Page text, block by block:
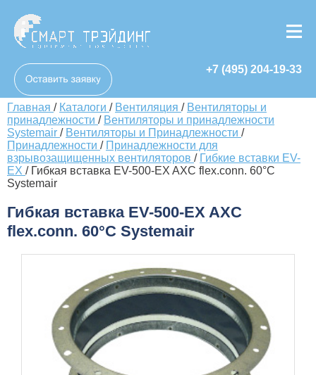
+7 (495) 204-19-33
Главная / Каталоги / Вентиляция / Вентиляторы и
принадлежности / Вентиляторы и принадлежности
Systemair / Вентиляторы и Принадлежности /
Принадлежности / Принадлежности для
взрывозащищенных вентиляторов / Гибкие вставки EV-
EX / Гибкая вставка EV-500-EX AXC flex.conn. 60°C
Systemair
Гибкая вставка EV-500-EX AXC
flex.conn. 60°C Systemair